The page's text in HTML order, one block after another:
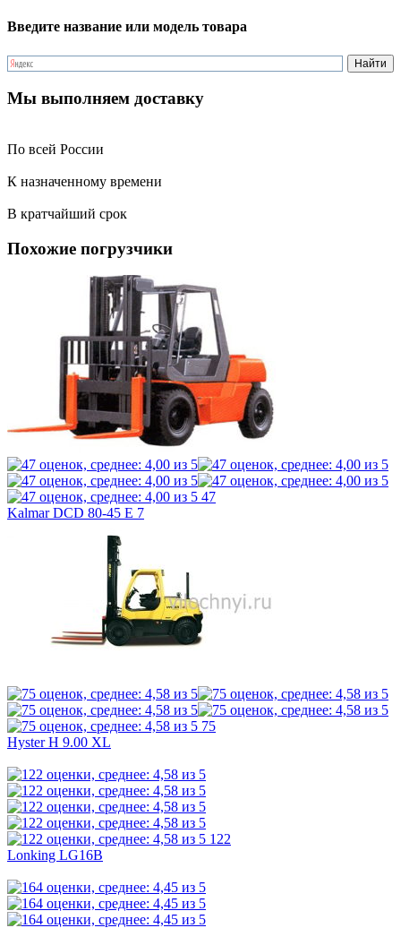
Введите название или модель товара
Мы выполняем доставку
По всей России
К назначенному времени
В кратчайший срок
Похожие погрузчики
47
Kalmar DCD 80-45 E 7
75
Hyster H 9.00 XL
122
Lonking LG16B